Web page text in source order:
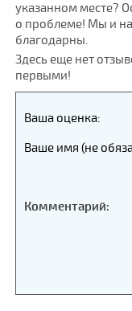
указанном месте?
о проблеме! Мы и
благодарны.
Здесь еще нет
первыми!
Ваша оценка:
Ваше имя (не
Комментарий: